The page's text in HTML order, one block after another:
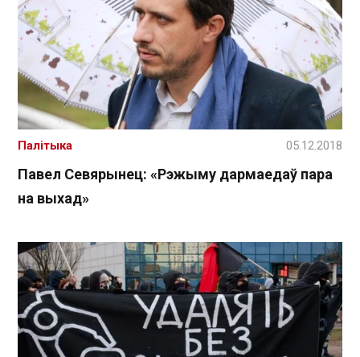
Павел Севярынец: «Рэжыму дармаедаў пара
на выхад»
Палітыка 05.12.2018